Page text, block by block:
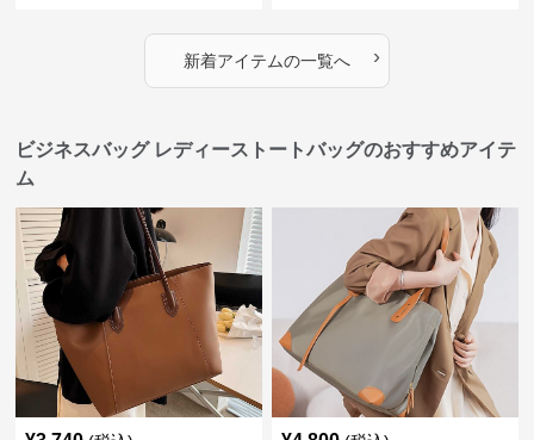
新着アイテムの一覧へ ›
ビジネスバッグ レディーストートバッグのおすすめアイテ
ム